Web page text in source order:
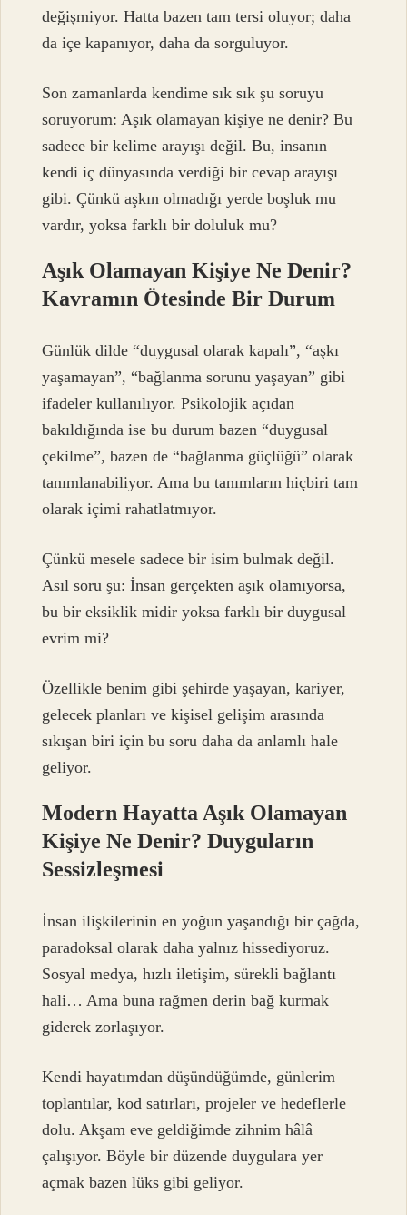
değişmiyor. Hatta bazen tam tersi oluyor; daha
da içe kapanıyor, daha da sorguluyor.
Son zamanlarda kendime sık sık şu soruyu
soruyorum: Aşık olamayan kişiye ne denir? Bu
sadece bir kelime arayışı değil. Bu, insanın
kendi iç dünyasında verdiği bir cevap arayışı
gibi. Çünkü aşkın olmadığı yerde boşluk mu
vardır, yoksa farklı bir doluluk mu?
Aşık Olamayan Kişiye Ne Denir?
Kavramın Ötesinde Bir Durum
Günlük dilde “duygusal olarak kapalı”, “aşkı
yaşamayan”, “bağlanma sorunu yaşayan” gibi
ifadeler kullanılıyor. Psikolojik açıdan
bakıldığında ise bu durum bazen “duygusal
çekilme”, bazen de “bağlanma güçlüğü” olarak
tanımlanabiliyor. Ama bu tanımların hiçbiri tam
olarak içimi rahatlatmıyor.
Çünkü mesele sadece bir isim bulmak değil.
Asıl soru şu: İnsan gerçekten aşık olamıyorsa,
bu bir eksiklik midir yoksa farklı bir duygusal
evrim mi?
Özellikle benim gibi şehirde yaşayan, kariyer,
gelecek planları ve kişisel gelişim arasında
sıkışan biri için bu soru daha da anlamlı hale
geliyor.
Modern Hayatta Aşık Olamayan
Kişiye Ne Denir? Duyguların
Sessizleşmesi
İnsan ilişkilerinin en yoğun yaşandığı bir çağda,
paradoksal olarak daha yalnız hissediyoruz.
Sosyal medya, hızlı iletişim, sürekli bağlantı
hali… Ama buna rağmen derin bağ kurmak
giderek zorlaşıyor.
Kendi hayatımdan düşündüğümde, günlerim
toplantılar, kod satırları, projeler ve hedeflerle
dolu. Akşam eve geldiğimde zihnim hâlâ
çalışıyor. Böyle bir düzende duygulara yer
açmak bazen lüks gibi geliyor.